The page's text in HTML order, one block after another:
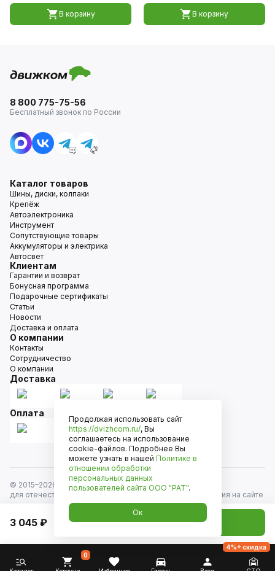
В корзину В корзину
3 045 ₽ Добавить в корзину
8 800 775-75-56
Бесплатный звонок по России
Каталог товаров
Шины, диски, колпаки
Крепёж
Автоэлектроника
Инструмент
Сопутствующие товары
Аккумуляторы и электрика
Автосвет
Клиентам
Гарантии и возврат
Бонусная программа
Подарочные сертификаты
Статьи
Новости
Доставка и оплата
О компании
Контакты
Сотрудничество
О компании
Доставка
Оплата
© 2015–2026
Движком — сеть магазинов автозапчастей
для отечественных автомобилей и иномарок. Информация на сайте
носит исключительно информационный характер и не является
публичной офертой, определяемой положениями
ст. 437 Гражданского кодекса РФ. Все права защищены.
0
4%+ скидка
Продолжая использовать сайт
https://dvizhcom.ru/, Вы
соглашаетесь на использование
cookie-файлов. Подробнее Вы
можете узнать в нашей Политике в
отношении обработки
персональных данных
пользователей сайта ООО "РАТ".
Ок